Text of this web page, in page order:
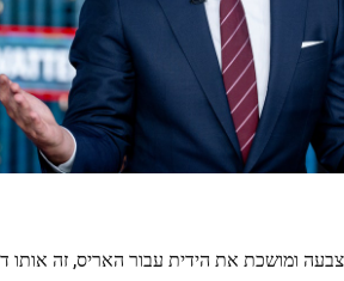
ומושכת את הידית עבור האריס, זה אותו